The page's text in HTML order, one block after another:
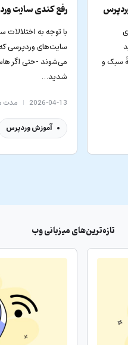
سبک و
رفع کندی سایت
با توجه به اختلالات
سایت‌های وردپرسی
می‌شوند -حتی اگر
شدید…
2026-04-13 مدت
آموزش وردپرس
تازه‌ترین‌هایمیزبانی وب